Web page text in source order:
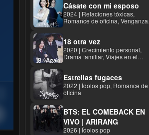
Cásate con mi esposo
2024 | Relaciones tóxicas,
Romance de oficina, Venganza
18 otra vez
2020 | Crecimiento personal,
Drama familiar, Viajes en el
Estrellas fugaces
2022 | Ídolos pop, Romance de
oficina
BTS: EL COMEBACK EN
VIVO | ARIRANG
2026 | Ídolos pop